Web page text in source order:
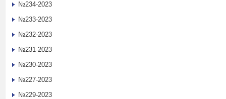
№234-2023
№233-2023
№232-2023
№231-2023
№230-2023
№227-2023
№229-2023